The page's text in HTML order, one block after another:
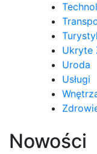
Ukryte
Uroda
Usługi
Nowości